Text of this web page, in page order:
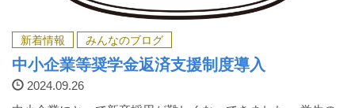
新着情報 みんなのブログ
中小企業等奨学金返済支援制度導入
2024.09.26